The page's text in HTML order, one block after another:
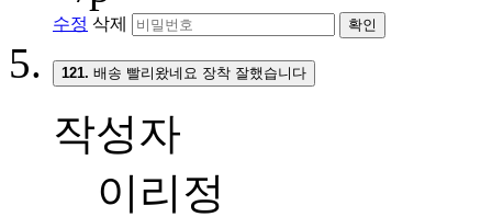
수정 삭제 확인
121. 배송 빨리왔네요 장착 잘했습니다
작성자
이리정